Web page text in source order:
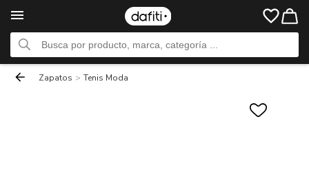
Zapatos > Tenis Moda